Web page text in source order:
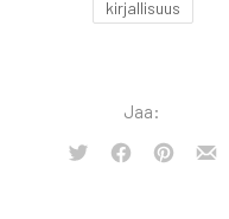
kirjallisuus
Jaa:
Tweet
Share
Share